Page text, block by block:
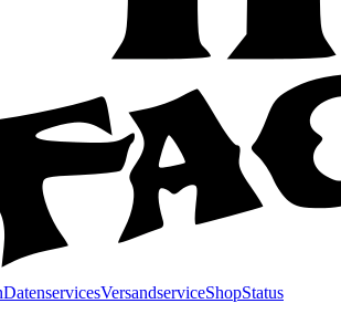
DatenservicesVersandserviceShopStatus